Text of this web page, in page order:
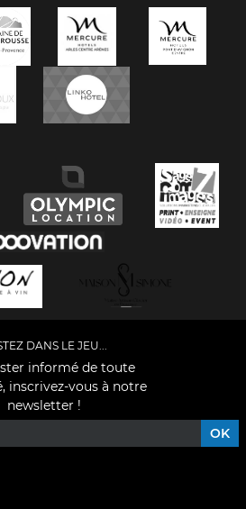
DANS LE JEU...
informé de toute
inscrivez-vous à notre
newsletter !